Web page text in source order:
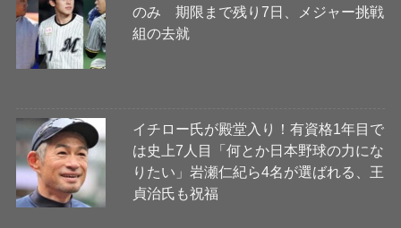
のみ 期限まで残り7日、メジャー挑戦
組の去就
イチロー氏が殿堂入り！有資格1年目で
は史上7人目「何とか日本野球の力にな
りたい」岩瀬仁紀ら4名が選ばれる、王
貞治氏も祝福